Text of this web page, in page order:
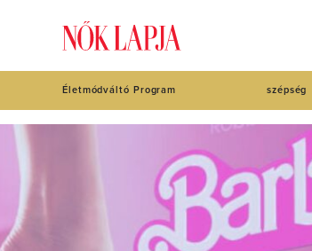
Életmódváltó Program szépség